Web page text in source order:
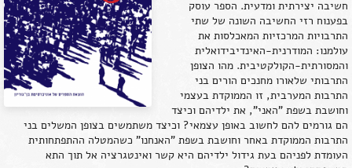
חשיבה יצירתית ומדעית. הספר עוסק
בפענוח רזי החשיבה השונה של שתי
התרבויות המרכזיות המאכלסות את
עולמנו: המודרנית-האינדיבידואלית
והמסורתית-הקולקטיבית. מהו הצופן
התרבותי שלאורו מחנכים הורים בני
התרבות המערבית, זו הממוקדת בעצמי
וחושבת בשפת "האני", את ילדיהם וכיצד
הם גורמים להם לחשוב באופן עצמאי? וכיצד משתמשים בצופן המשלים בני
התרבות הממוקדת באחר וחושבת בשפת "האנחנו" כשהמטלה ההתפתחותית
העומדת לפניהם בעת גידול ילדיהם היא קשר ואינטגרציה אל תוך התא